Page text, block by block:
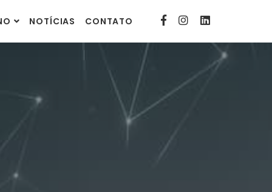
contato@comunitarias.org.br
NOTÍCIAS CONTATO